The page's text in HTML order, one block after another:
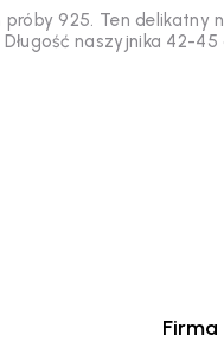
925. Ten delikatny
naszyjnika 42-
Firma